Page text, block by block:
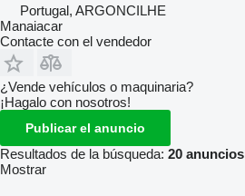
Portugal, ARGONCILHE
Manaiacar
Contacte con el vendedor
¿Vende vehículos o maquinaria?
¡Hagalo con nosotros!
Publicar el anuncio
Resultados de la búsqueda: 20 anuncios
Mostrar